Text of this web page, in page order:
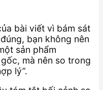
bài viết vì bám sát
bạn không nên
sản phẩm
mà nên so trong
lý”.